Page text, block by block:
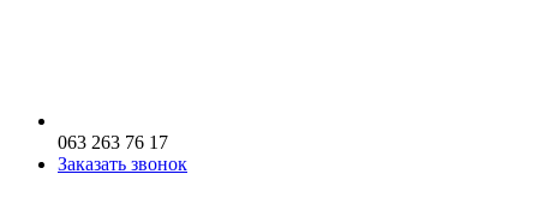
063 263 76 17
Заказать звонок